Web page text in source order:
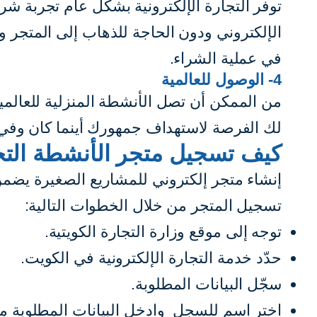
توفر التجارة الإلكترونية بشكل عام تجربة
الإلكتروني ودون الحاجة للذهاب إلى
في عملية الشراء.
4- الوصول للعالمية
من الممكن أن تصل الأنشطة المنزلية
لك الفرصة لاستهداف جمهورك أينما كان
كيف تسجيل متجر الأنشطة
إنشاء متجر إلكتروني للمشاريع الصغيرة
تسجيل المتجر من خلال الخطوات التالية:
توجه إلى موقع وزارة التجارة الكويتية.
حدّد خدمة التجارة الإلكترونية في الكويت.
سجّل البيانات المطلوبة.
اختر اسم للسجل وادخل البيانات المطلوبة